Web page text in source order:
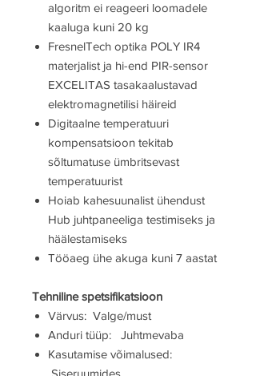
algoritm ei reageeri loomadele
kaaluga kuni 20 kg
FresnelTech optika POLY IR4
materjalist ja hi-end PIR-sensor
EXCELITAS tasakaalustavad
elektromagnetilisi häireid
Digitaalne temperatuuri
kompensatsioon tekitab
sõltumatuse ümbritsevast
temperatuurist
Hoiab kahesuunalist ühendust
Hub juhtpaneeliga testimiseks ja
häälestamiseks
Tööaeg ühe akuga kuni 7 aastat
Tehniline spetsifikatsioon
Värvus: Valge/must
Anduri tüüp: Juhtmevaba
Kasutamise võimalused: